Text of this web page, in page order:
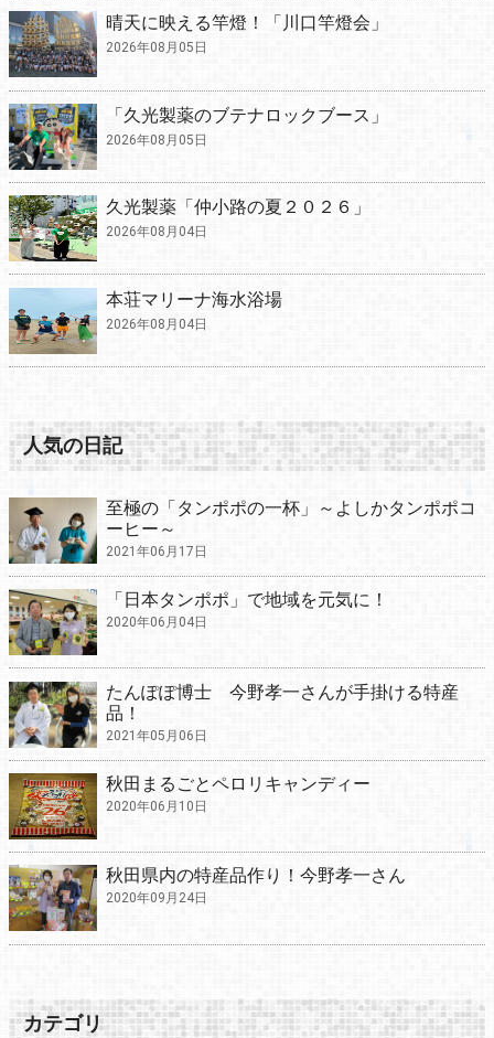
晴天に映える竿燈！「川口竿燈会」
2026年08月05日
「久光製薬のブテナロックブース」
2026年08月05日
久光製薬「仲小路の夏２０２６」
2026年08月04日
本荘マリーナ海水浴場
2026年08月04日
人気の日記
至極の「タンポポの一杯」～よしかタンポポコ
ーヒー～
2021年06月17日
「日本タンポポ」で地域を元気に！
2020年06月04日
たんぽぽ博士 今野孝一さんが手掛ける特産
品！
2021年05月06日
秋田まるごとペロリキャンディー
2020年06月10日
秋田県内の特産品作り！今野孝一さん
2020年09月24日
カテゴリ